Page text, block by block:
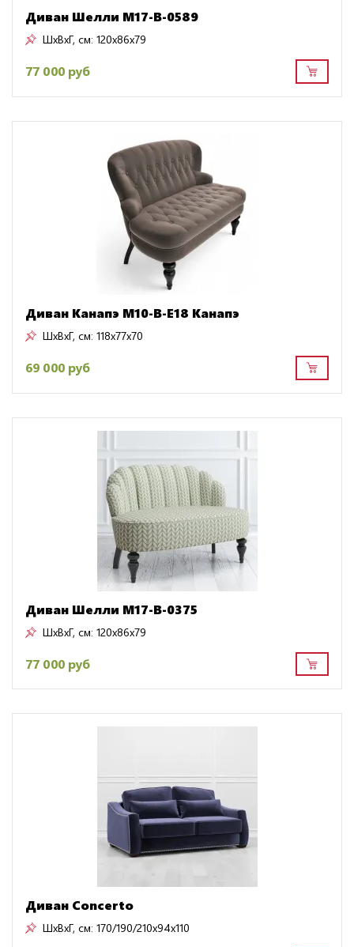
Диван Шелли M17-B-0589
ШxВxГ, см: 120x86x79
77 000 руб
Диван Канапэ M10-B-E18 Канапэ
ШxВxГ, см: 118x77x70
69 000 руб
Диван Шелли M17-B-0375
ШxВxГ, см: 120x86x79
77 000 руб
Диван Concerto
ШxВxГ, см: 170/190/210x94x110